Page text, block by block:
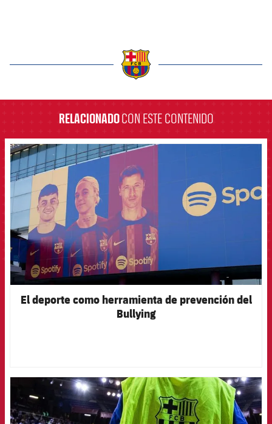
RELACIONADOCON ESTE CONTENIDO
FCB Barcelona badge
El deporte como herramienta de prevención del
Bullying
FCB Barcelona badge